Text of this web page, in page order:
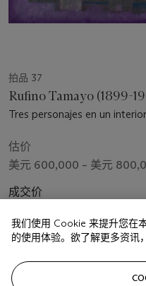
拍品 37
Rufino Tamayo (1899-
Tres personajes en un interior
估价
美元 600,000 – 美元
成交价
我们使用 Cookie 来提升您在
的使用体验。欲了解更多资讯